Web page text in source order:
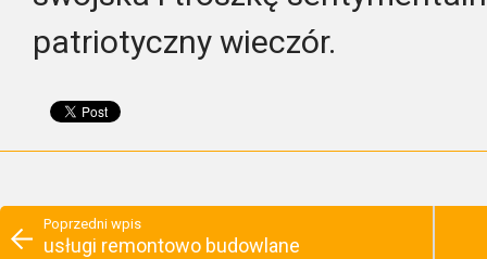
patriotyczny wieczór.
Poprzedni wpis
usługi remontowo budowlane